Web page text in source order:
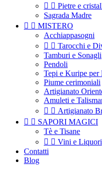
  Pietre e
Sagrada Madre
  MISTERO
Acchiappasogni
  Tarocchi e
Tamburi e Sonagli
Pendoli
Tepi e Kuripe per
Piume cerimoniali
Artigianato
Amuleti e
  Artigianato
  SAPORI MAGICI
Tè e Tisane
  Vini e Liquori
Contatti
Blog